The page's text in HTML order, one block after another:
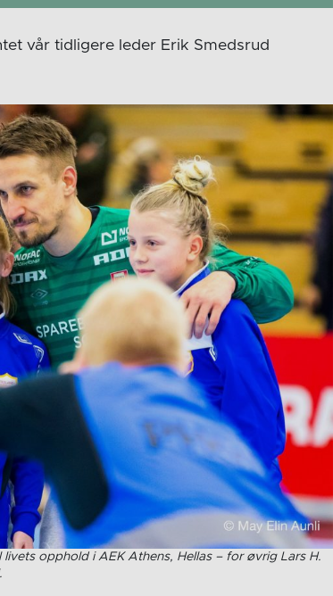
vår tidligere leder Erik Smedsrud
opphold i AEK Athens, Hellas – for øvrig Lars H.